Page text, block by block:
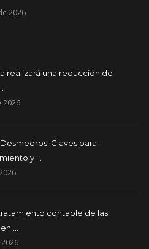
2026
realizará una reducción de
2026
Claves para
y ...
contable de las
...